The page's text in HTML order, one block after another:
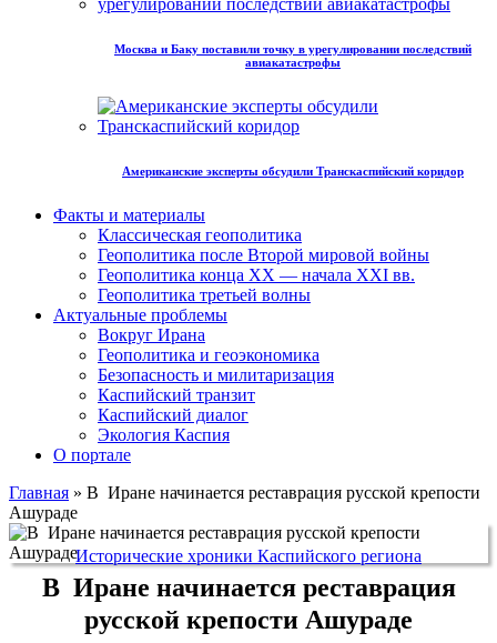
Москва и Баку поставили точку в урегулировании последствий
авиакатастрофы
Американские эксперты обсудили Транскаспийский коридор
Факты и материалы
Классическая геополитика
Геополитика после Второй мировой войны
Геополитика конца XX — начала XXI вв.
Геополитика третьей волны
Актуальные проблемы
Вокруг Ирана
Геополитика и геоэкономика
Безопасность и милитаризация
Каспийский транзит
Каспийский диалог
Экология Каспия
О портале
Главная » В Иране начинается реставрация русской крепости
Ашураде
Исторические хроники Каспийского региона
В Иране начинается реставрация
русской крепости Ашураде